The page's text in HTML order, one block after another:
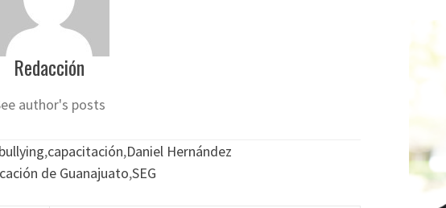
Redacción
author's posts
bullying,capacitación,Daniel Hernández
de Guanajuato,SEG